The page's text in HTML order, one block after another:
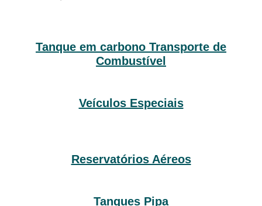
Tanque em carbono Transporte de
Combustível
Veículos Especiais
Reservatórios Aéreos
Tanques Pipa